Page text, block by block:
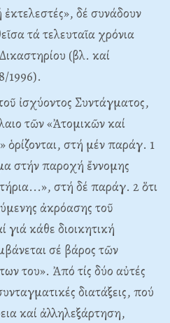
δέ συνάδουν
τά τελευταῖα χρόνια
(βλ. καί
1996).
ἰσχύοντος Συντάγματος,
τῶν «Ἀτομικῶν καί
ὁρίζονται, στή μέν παράγ. 1
στήν παροχή ἔννομης
στή δέ παράγ. 2 ὅτι
ἀκρόασης τοῦ
γιά κάθε διοικητική
σέ βάρος τῶν
του». Ἀπό τίς δύο αὐτές
διατάξεις, πού
καί ἀλληλεξάρτηση,